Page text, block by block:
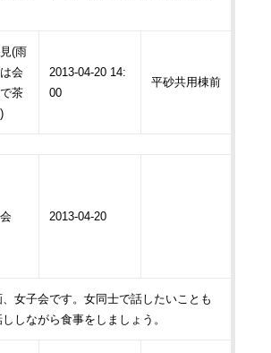
(雨
会
茶
2013-04-20 14:
00
平砂共用棟前
2013-04-20
女子会です。女同士で話したいことも
しながら食事をしましょう。